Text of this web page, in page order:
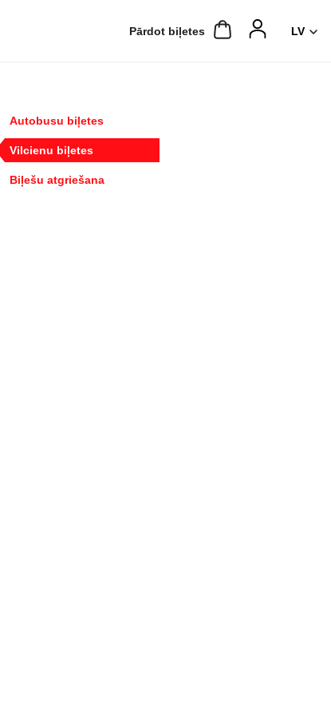
Pārdot biļetes
Autobusu biļetes
Vilcienu biļetes
Biļešu atgriešana